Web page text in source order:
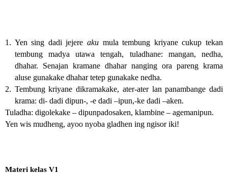
1. Yen sing dadi jejere aku mula tembung kriyane cukup tekan
tembung madya utawa tengah, tuladhane: mangan, nedha,
dhahar. Senajan kramane dhahar nanging ora pareng krama
aluse gunakake dhahar tetep gunakake nedha.
2. Tembung kriyane dikramakake, ater-ater lan panambange dadi
krama: di- dadi dipun-, -e dadi –ipun,-ke dadi –aken.
Tuladha: digolekake – dipunpadosaken, klambine – agemanipun.
Yen wis mudheng, ayoo nyoba gladhen ing ngisor iki!
Materi kelas V1